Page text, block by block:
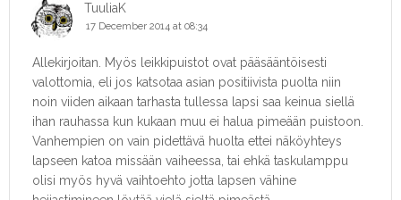
TuuliaK
17 December 2014 at 08:34
Allekirjoitan. Myös leikkipuistot ovat pääsääntöisesti
valottomia, eli jos katsotaa asian positiivista puolta niin
noin viiden aikaan tarhasta tullessa lapsi saa keinua siellä
ihan rauhassa kun kukaan muu ei halua pimeään puistoon.
Vanhempien on vain pidettävä huolta ettei näköyhteys
lapseen katoa missään vaiheessa, tai ehkä taskulamppu
olisi myös hyvä vaihtoehto jotta lapsen vähine